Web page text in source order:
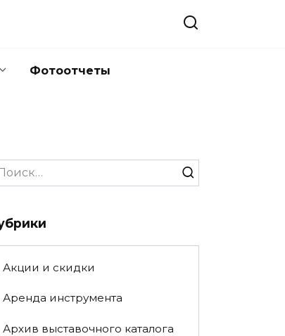
Фотоотчеты
Акции и скидки
Аренда инструмента
Архив выставочного каталога